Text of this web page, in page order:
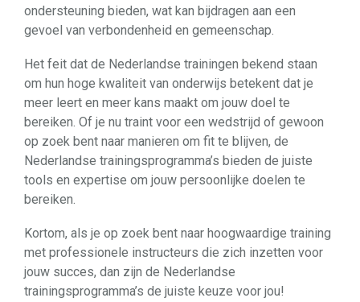
ondersteuning bieden, wat kan bijdragen aan een
gevoel van verbondenheid en gemeenschap.
Het feit dat de Nederlandse trainingen bekend staan
om hun hoge kwaliteit van onderwijs betekent dat je
meer leert en meer kans maakt om jouw doel te
bereiken. Of je nu traint voor een wedstrijd of gewoon
op zoek bent naar manieren om fit te blijven, de
Nederlandse trainingsprogramma’s bieden de juiste
tools en expertise om jouw persoonlijke doelen te
bereiken.
Kortom, als je op zoek bent naar hoogwaardige training
met professionele instructeurs die zich inzetten voor
jouw succes, dan zijn de Nederlandse
trainingsprogramma’s de juiste keuze voor jou!